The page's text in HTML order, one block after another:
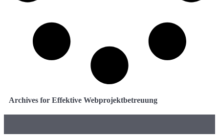
Archives for Effektive Webprojektbetreuung